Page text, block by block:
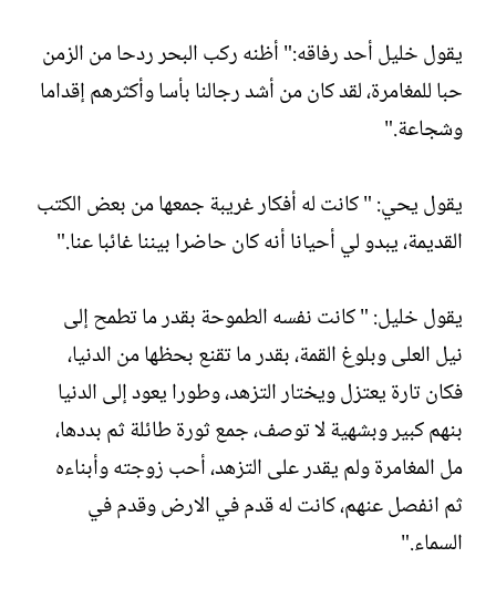
يقول خليل أحد رفاقه:" أظنه ركب البحر ردحا من الزمن
حبا للمغامرة، لقد كان من أشد رجالنا بأسا وأكثرهم إقداما
وشجاعة."
يقول يحي: " كانت له أفكار غريبة جمعها من بعض الكتب
القديمة، يبدو لي أحيانا أنه كان حاضرا بيننا غائبا عنا."
يقول خليل: " كانت نفسه الطموحة بقدر ما تطمح إلى
نيل العلى وبلوغ القمة، بقدر ما تقنع بحظها من الدنيا،
فكان تارة يعتزل ويختار التزهد، وطورا يعود إلى الدنيا
بنهم كبير وبشهية لا توصف، جمع ثورة طائلة ثم بددها،
مل المغامرة ولم يقدر على التزهد، أحب زوجته وأبناءه
ثم انفصل عنهم، كانت له قدم في الارض وقدم في
السماء."